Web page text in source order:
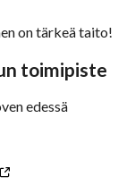
on tärkeä taito!
toimipiste
edessä